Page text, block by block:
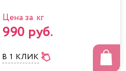
Цена за кг
990 руб.
В 1 КЛИК